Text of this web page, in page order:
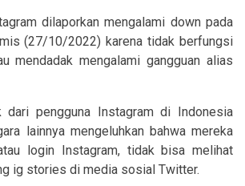
dilaporkan mengalami down pada
(27/10/2022) karena tidak berfungsi
mendadak mengalami gangguan alias
dari pengguna Instagram di Indonesia
lainnya mengeluhkan bahwa mereka
login Instagram, tidak bisa melihat
ig stories di media sosial Twitter.